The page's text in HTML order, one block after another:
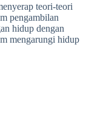
teori-teori
pengambilan
hidup dengan
mengarungi hidup